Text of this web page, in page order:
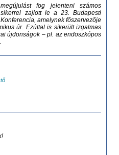
fog jelenteni számos
zajlott le a 23. Budapesti
amelynek főszervezője
úr. Ezúttal is sikerült izgalmas
újdonságok – pl. az endoszkópos